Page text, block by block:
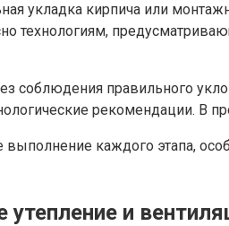
укладка кирпича или
технологиям,
соблюдения правильного
рекомендации. В
каждого этапа,
и